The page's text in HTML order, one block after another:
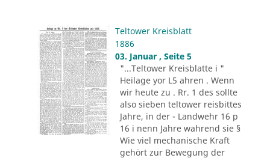
Teltower Kreisblatt
1886
03. Januar , Seite 5
"...Teltower Kreisblatte i "
Heilage yor L5 ahren . Wenn
wir heute zu . Rr. 1 des sollte
also sieben teltower reisbittes
Jahre, in der - Landwehr 16 p
16 i nenn Jahre wahrend sie §
Wie viel mechanische Kraft
gehört zur Bewegung der